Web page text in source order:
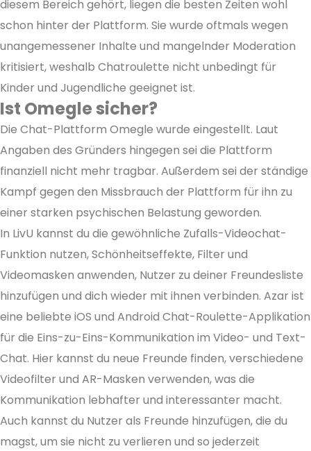
diesem Bereich gehört, liegen die besten Zeiten wohl
schon hinter der Plattform. Sie wurde oftmals wegen
unangemessener Inhalte und mangelnder Moderation
kritisiert, weshalb Chatroulette nicht unbedingt für
Kinder und Jugendliche geeignet ist.
Ist Omegle sicher?
Die Chat-Plattform Omegle wurde eingestellt. Laut
Angaben des Gründers hingegen sei die Plattform
finanziell nicht mehr tragbar. Außerdem sei der ständige
Kampf gegen den Missbrauch der Plattform für ihn zu
einer starken psychischen Belastung geworden.
In LivU kannst du die gewöhnliche Zufalls-Videochat-
Funktion nutzen, Schönheitseffekte, Filter und
Videomasken anwenden, Nutzer zu deiner Freundesliste
hinzufügen und dich wieder mit ihnen verbinden. Azar ist
eine beliebte iOS und Android Chat-Roulette-Applikation
für die Eins-zu-Eins-Kommunikation im Video- und Text-
Chat. Hier kannst du neue Freunde finden, verschiedene
Videofilter und AR-Masken verwenden, was die
Kommunikation lebhafter und interessanter macht.
Auch kannst du Nutzer als Freunde hinzufügen, die du
magst, um sie nicht zu verlieren und so jederzeit